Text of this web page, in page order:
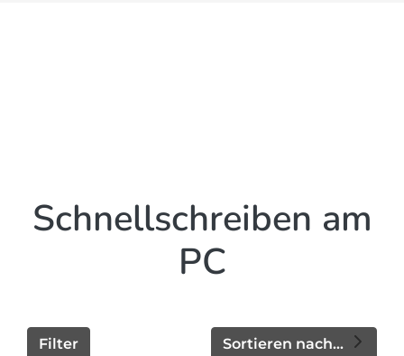
Schnellschreiben am
PC
Sortieren nach...
Filter